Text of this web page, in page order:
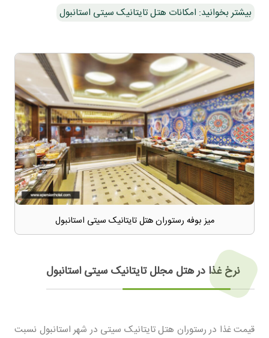
بیشتر بخوانید: امکانات هتل تایتانیک سیتی استانبول
میز بوفه رستوران هتل تایتانیک سیتی استانبول
نرخ غذا در هتل مجلل تایتانیک سیتی استانبول
قیمت غذا در رستوران هتل تایتانیک سیتی در شهر استانبول نسبت